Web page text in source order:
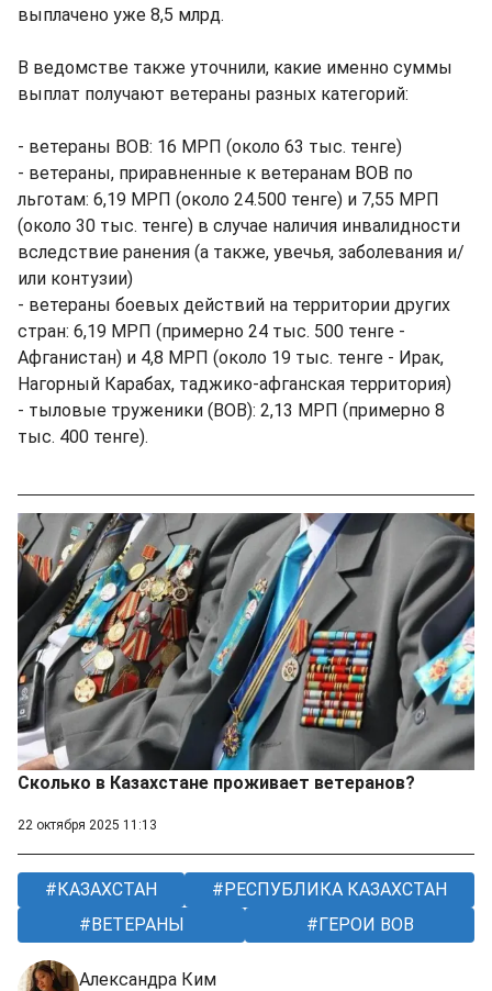
выплачено уже 8,5 млрд.
В ведомстве также уточнили, какие именно суммы
выплат получают ветераны разных категорий:
- ветераны ВОВ: 16 МРП (около 63 тыс. тенге)
- ветераны, приравненные к ветеранам ВОВ по
льготам: 6,19 МРП (около 24.500 тенге) и 7,55 МРП
(около 30 тыс. тенге) в случае наличия инвалидности
вследствие ранения (а также, увечья, заболевания и/
или контузии)
- ветераны боевых действий на территории других
стран: 6,19 МРП (примерно 24 тыс. 500 тенге -
Афганистан) и 4,8 МРП (около 19 тыс. тенге - Ирак,
Нагорный Карабах, таджико-афганская территория)
- тыловые труженики (ВОВ): 2,13 МРП (примерно 8
тыс. 400 тенге).
Сколько в Казахстане проживает ветеранов?
22 октября 2025 11:13
КАЗАХСТАН
РЕСПУБЛИКА КАЗАХСТАН
ВЕТЕРАНЫ
ГЕРОИ ВОВ
Александра Ким